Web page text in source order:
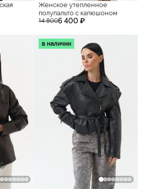
Женское утепленное
полупальто с капюшоном
14 8006 400 ₽
в наличии